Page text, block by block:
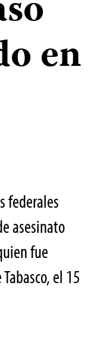
en
federales
asesinato
fue
el 15